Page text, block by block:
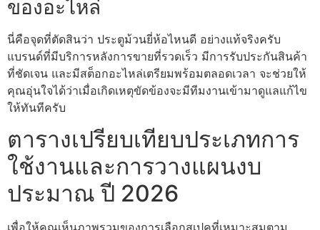
ของอะไหล่
นี่คือจุดที่ตัดสินว่า ประตูม้วนยี่ห้อไหนดี อย่างแท้จริงครับ
แบรนด์ที่มีบริการหลังการขายที่รวดเร็ว มีการรับประกันสินค้า
ที่ชัดเจน และมีสต็อกอะไหล่เตรียมพร้อมตลอดเวลา จะช่วยให้
คุณอุ่นใจได้ว่าเมื่อเกิดเหตุขัดข้องจะมีทีมงานเข้ามาดูแลแก้ไข
ให้ทันทีครับ
ตารางเปรียบเทียบประเภทการ
ใช้งานและการวางแผนงบ
ประมาณ ปี 2026